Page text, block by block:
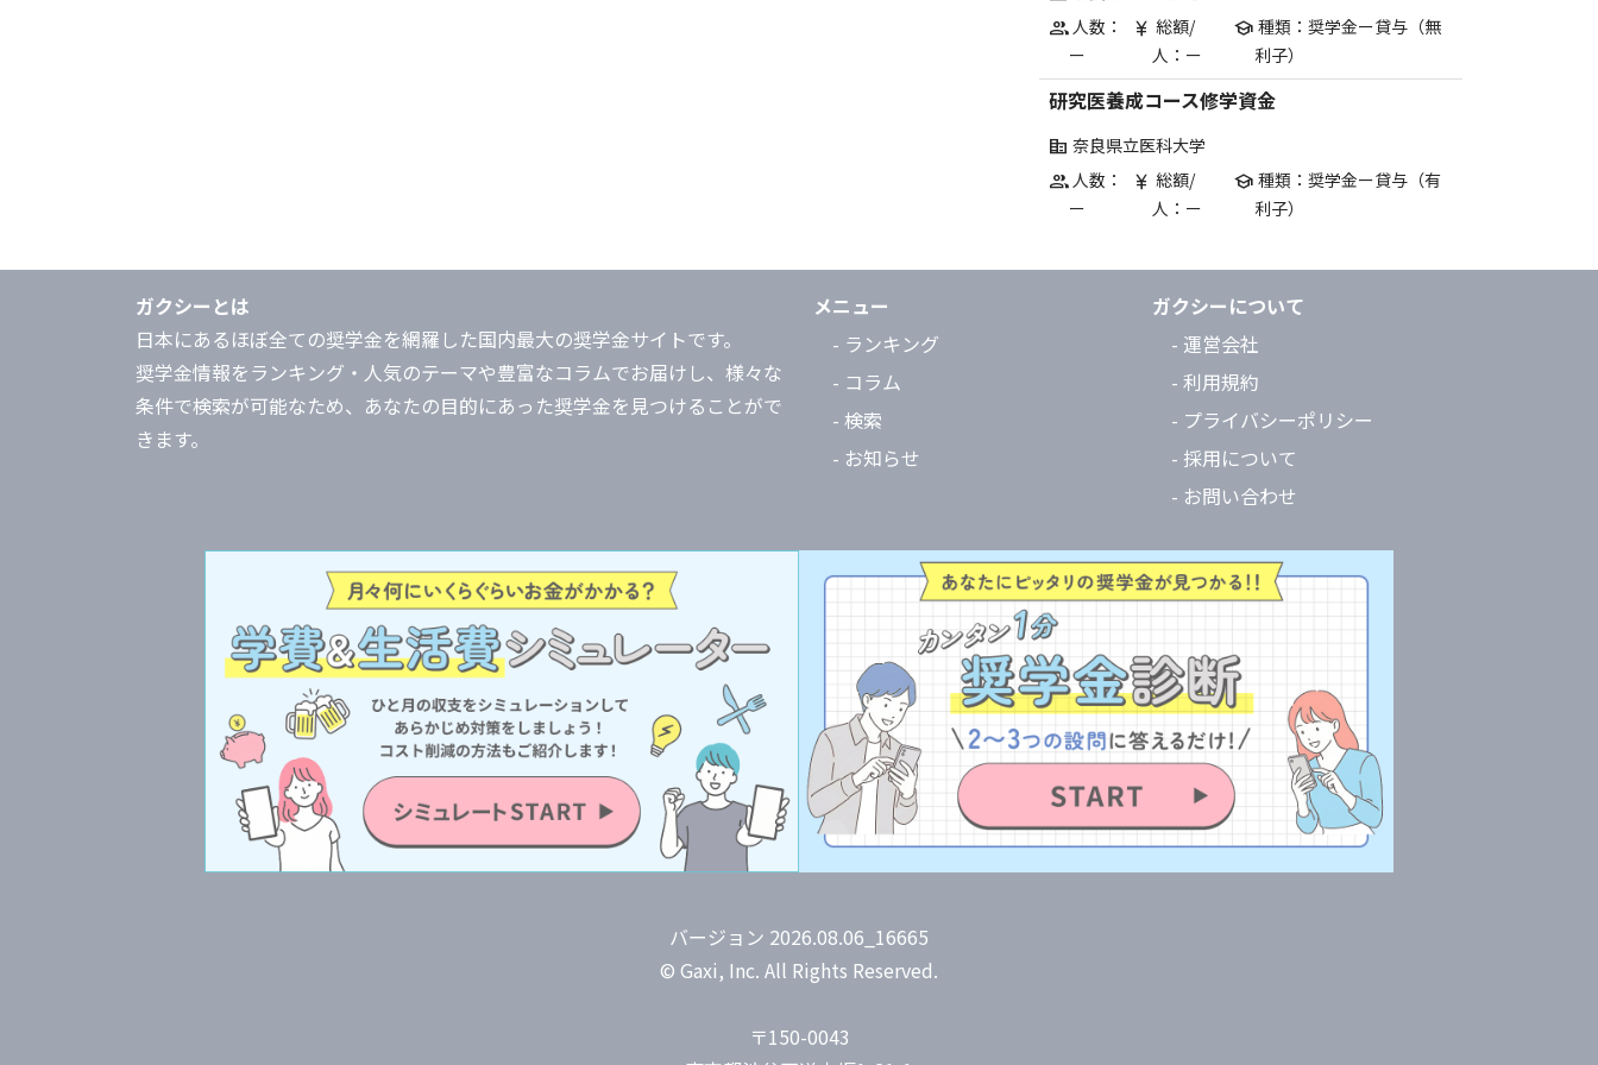
group 人数：
ー
currency_yen 総額/
人：ー
school 種類：奨学金ー貸与（無
利子）
研究医養成コース修学資金
corporate_fare 奈良県立医科大学
group 人数：
ー
currency_yen 総額/
人：ー
school 種類：奨学金ー貸与（有
利子）
ガクシーとは
日本にあるほぼ全ての奨学金を網羅した国内最大の奨学金サイトです。
奨学金情報をランキング・人気のテーマや豊富なコラムでお届けし、様々な
条件で検索が可能なため、あなたの目的にあった奨学金を見つけることがで
きます。
メニュー
- ランキング
- コラム
- 検索
- お知らせ
ガクシーについて
- 運営会社
- 利用規約
- プライバシーポリシー
- 採用について
- お問い合わせ
バージョン 2026.08.06_16665
© Gaxi, Inc. All Rights Reserved.
〒150-0043